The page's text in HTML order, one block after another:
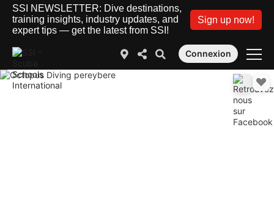
SSI NEWSLETTER: Dive destinations,
training insights, industry updates, and
expert tips — get the latest from SSI!
Sign up now!
Connexion